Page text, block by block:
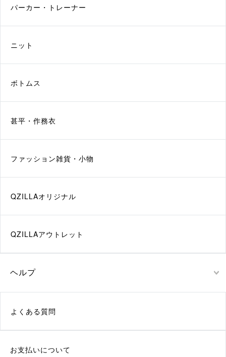
パーカー・トレーナー
ニット
ボトムス
甚平・作務衣
ファッション雑貨・小物
QZILLAオリジナル
QZILLAアウトレット
ヘルプ
よくある質問
お支払いについて